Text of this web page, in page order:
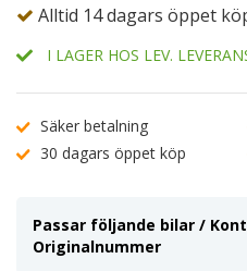
Alltid 14 dagars öppet
I LAGER HOS LEV.
Säker betalning
30 dagars öppet köp
Passar följande bilar /
Originalnummer